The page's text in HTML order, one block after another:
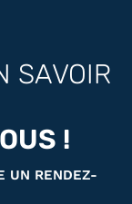
SAVOIR
!
UN RENDEZ-